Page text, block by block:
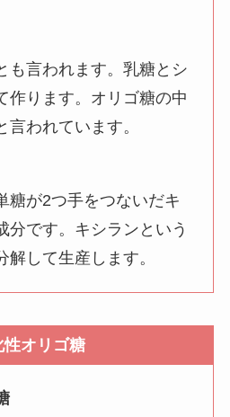
も言われます。乳糖とシ
作ります。オリゴ糖の中
われています。
糖が2つ手をつないだキ
分です。キシランという
して生産します。
性オリゴ糖